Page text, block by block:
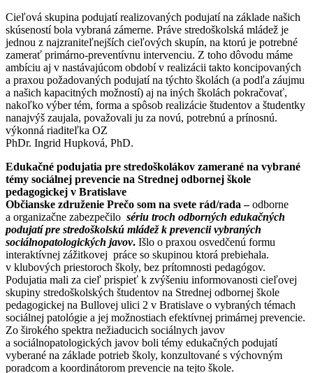
Cieľová skupina podujatí realizovaných podujatí na základe našich
skúseností bola vybraná zámerne. Práve stredoškolská mládež je
jednou z najzraniteľnejších cieľových skupín, na ktorú je potrebné
zamerať primárno-preventívnu intervenciu. Z toho dôvodu máme
ambíciu aj v nastávajúcom období v realizácii takto koncipovaných
a praxou požadovaných podujatí na týchto školách (a podľa záujmu
a našich kapacitných možností) aj na iných školách pokračovať,
nakoľko výber tém, forma a spôsob realizácie študentov a študentky
nanajvýš zaujala, považovali ju za novú, potrebnú a prínosnú.
výkonná riaditeľka OZ
PhDr. Ingrid Hupková, PhD.
Edukačné podujatia pre stredoškolákov zamerané na vybrané
témy sociálnej prevencie na Strednej odbornej škole
pedagogickej v Bratislave
Občianske združenie Prečo som na svete rád/rada–odborne
a organizačne zabezpečilo sériu troch odborných edukačných
podujatí pre stredoškolskú mládež k prevencii vybraných
sociálnopatologických javov. Išlo o praxou osvedčenú formu
interaktívnej zážitkovej práce so skupinou ktorá prebiehala.
v klubových priestoroch školy, bez prítomnosti pedagógov.
Podujatia mali za cieľ prispieť k zvýšeniu informovanosti cieľovej
skupiny stredoškolských študentov na Strednej odbornej škole
pedagogickej na Bullovej ulici 2 v Bratislave o vybraných témach
sociálnej patológie a jej možnostiach efektívnej primárnej prevencie.
Zo širokého spektra nežiaducich sociálnych javov
a sociálnopatologických javov boli témy edukačných podujatí
vyberané na základe potrieb školy, konzultované s výchovným
poradcom a koordinátorom prevencie na tejto škole.